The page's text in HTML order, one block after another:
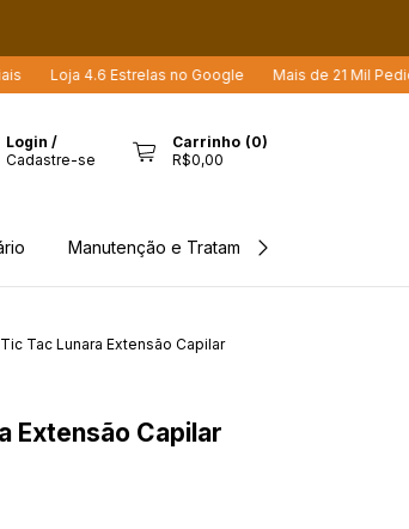
4.6 Estrelas no Google Mais de 21 Mil Pedidos
Login /
Cadastre-se
Carrinho (0)
R$0,00
Manutenção e Tratamento
Tac Lunara Extensão Capilar
Extensão Capilar